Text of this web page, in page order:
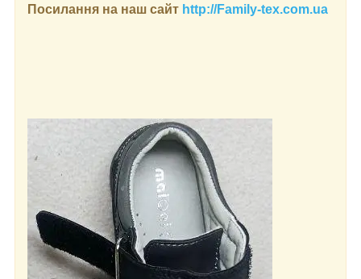
Посилання на наш сайт http://Family-tex.com.ua